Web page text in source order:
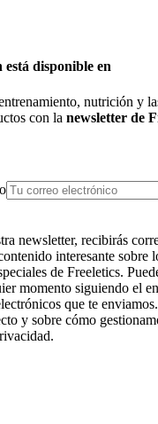
disponible en
nutrición y
con la newsletter de
newsletter, recibirás
interesante sobre
de Freeletics.
momento siguiendo el
que te
y sobre cómo